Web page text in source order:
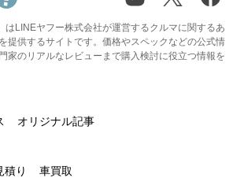
はLINEヤフー株式会社が運営するクルマに関するあ
提供するサイトです。価格やスペックなどの公式情
家のリアルなレビューまで購入検討に役立つ情報を
オリジナル記事
積り 車買取